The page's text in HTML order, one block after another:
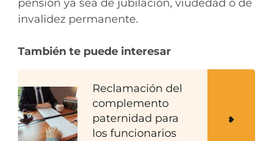
pensión ya sea de jubilación, viudedad o de
invalidez permanente.
También te puede interesar
Reclamación del
complemento
paternidad para
los funcionarios